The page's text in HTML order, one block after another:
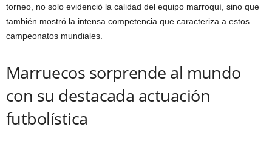
torneo, no solo evidenció la calidad del equipo marroquí, sino que
también mostró la intensa competencia que caracteriza a estos
campeonatos mundiales.
Marruecos sorprende al mundo
con su destacada actuación
futbolística